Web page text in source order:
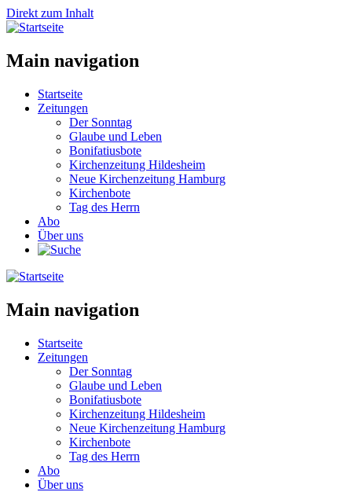
Direkt zum Inhalt
Main navigation
Startseite
Zeitungen
Der Sonntag
Glaube und Leben
Bonifatiusbote
Kirchenzeitung Hildesheim
Neue Kirchenzeitung Hamburg
Kirchenbote
Tag des Herrn
Abo
Über uns
Main navigation
Startseite
Zeitungen
Der Sonntag
Glaube und Leben
Bonifatiusbote
Kirchenzeitung Hildesheim
Neue Kirchenzeitung Hamburg
Kirchenbote
Tag des Herrn
Abo
Über uns